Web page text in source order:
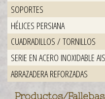
SOPORTES
HÉLICES PERSIANA
CUADRADILLOS / TORNILLOS
SERIE EN ACERO INOXIDABLE
ABRAZADERA REFORZADAS
Productos/Fallebas